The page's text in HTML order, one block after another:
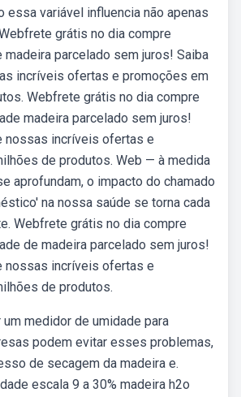
essa variável influencia não apenas
grátis no dia compre
madeira parcelado sem juros! Saiba
incríveis ofertas e promoções em
Webfrete grátis no dia compre
madeira parcelado sem juros!
nossas incríveis ofertas e
de produtos. Web — à medida
aprofundam, o impacto do chamado
na nossa saúde se torna cada
Webfrete grátis no dia compre
de madeira parcelado sem juros!
nossas incríveis ofertas e
de produtos.
medidor de umidade para
podem evitar esses problemas,
de secagem da madeira e.
escala 9 a 30% madeira h2o